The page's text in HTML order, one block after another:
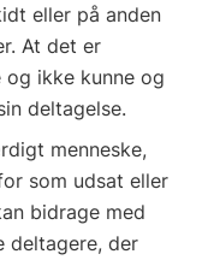
eller på anden
At det er
ikke kunne og
deltagelse.
menneske,
som udsat eller
bidrage med
deltagere, der